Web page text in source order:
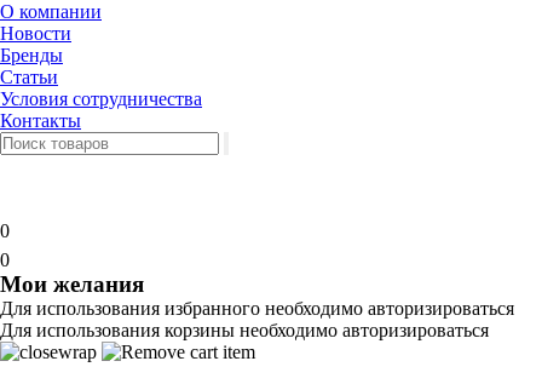
О компании
Новости
Бренды
Статьи
Условия сотрудничества
Контакты
0
0
Мои желания
Для использования избранного необходимо авторизироваться
Для использования корзины необходимо авторизироваться